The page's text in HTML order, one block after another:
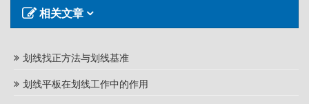
相关文章
划线找正方法与划线基准
划线平板在划线工作中的作用